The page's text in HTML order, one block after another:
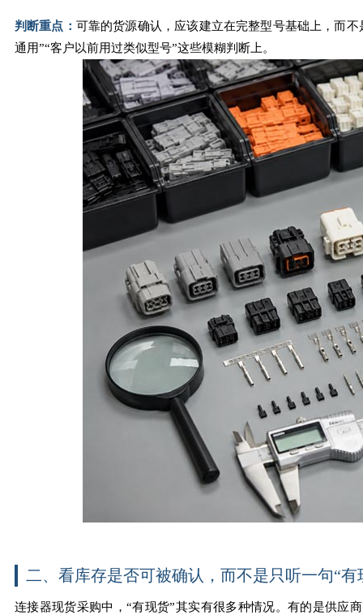
判断重点： 可靠的货源确认，应该建立在完整型号基础上，而不
通用”“客户以前用过类似型号”这些模糊判断上。
二、看库存是否可被确认，而不是只听一句“有
连接器现货采购中，“有现货”其实有很多种情况。有的是供应